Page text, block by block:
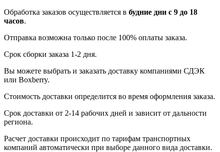
Обработка заказов осуществляется в будние дни с 9 до 18
часов.
Отправка возможна только после 100% оплаты заказа.
Срок сборки заказа 1-2 дня.
Вы можете выбрать и заказать доставку компаниями СДЭК
или Boxberry.
Стоимость доставки определится во время оформления заказа.
Срок доставки от 2-14 рабочих дней и зависит от дальности
региона.
Расчет доставки происходит по тарифам транспортных
компаний автоматически при выборе данного вида доставки.